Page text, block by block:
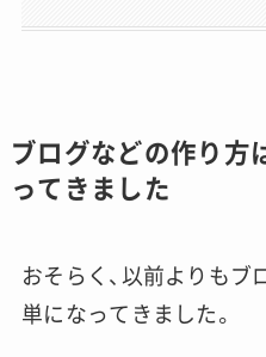
ブログなどの作り方
ってきました
おそらく、以前よりも
単になってきました。